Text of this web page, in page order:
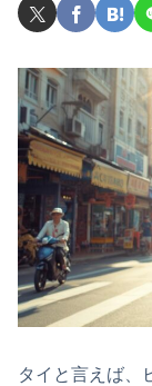
タイと言えば、